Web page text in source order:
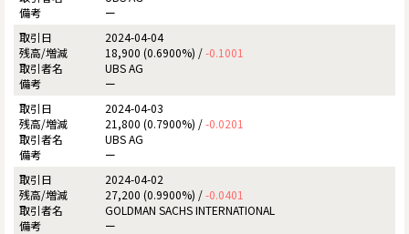
ー
2024-04-04
18,900 (0.6900%) /-0.1001
UBS AG
ー
2024-04-03
21,800 (0.7900%) /-0.0201
UBS AG
ー
2024-04-02
27,200 (0.9900%) /-0.0401
GOLDMAN SACHS INTERNATIONAL
ー